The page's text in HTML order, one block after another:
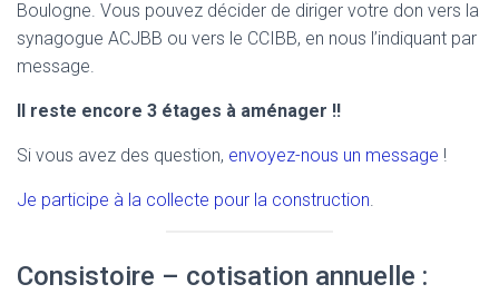
Boulogne. Vous pouvez décider de diriger votre don vers la
synagogue ACJBB ou vers le CCIBB, en nous l’indiquant par
message.
Il reste encore 3 étages à aménager !!
Si vous avez des question, envoyez-nous un message !
Je participe à la collecte pour la construction.
Consistoire – cotisation annuelle :